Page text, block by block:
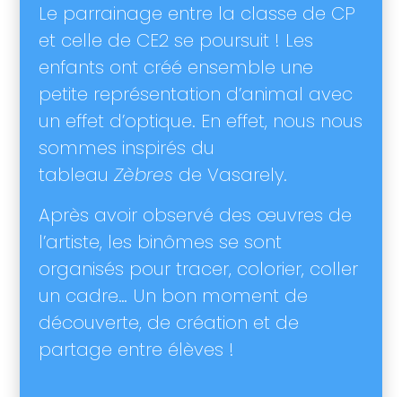
Le parrainage entre la classe de CP
et celle de CE2 se poursuit ! Les
enfants ont créé ensemble une
petite représentation d’animal avec
un effet d’optique. En effet, nous nous
sommes inspirés du
tableau Zèbres de Vasarely.
Après avoir observé des œuvres de
l’artiste, les binômes se sont
organisés pour tracer, colorier, coller
un cadre… Un bon moment de
découverte, de création et de
partage entre élèves !